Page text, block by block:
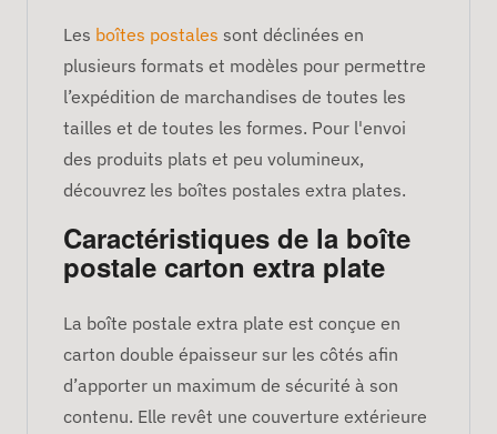
Les boîtes postales sont déclinées en
plusieurs formats et modèles pour permettre
l’expédition de marchandises de toutes les
tailles et de toutes les formes. Pour l'envoi
des produits plats et peu volumineux,
découvrez les boîtes postales extra plates.
Caractéristiques de la boîte
postale carton extra plate
La boîte postale extra plate est conçue en
carton double épaisseur sur les côtés afin
d’apporter un maximum de sécurité à son
contenu. Elle revêt une couverture extérieure